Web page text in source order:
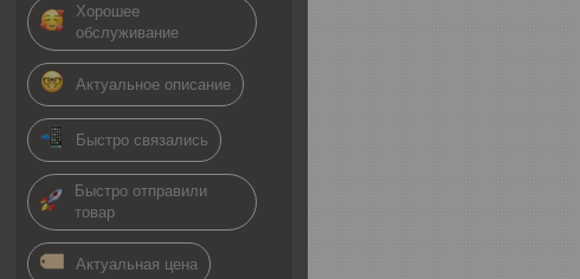
Хорошее
обслуживание
Актуальное описание
Быстро связались
Быстро отправили
товар
Актуальная цена